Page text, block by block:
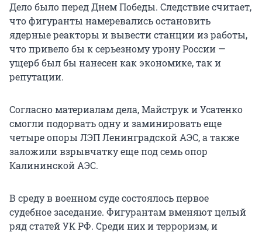
Дело было перед Днем Победы. Следствие считает,
что фигуранты намеревались остановить
ядерные реакторы и вывести станции из работы,
что привело бы к серьезному урону России —
ущерб был бы нанесен как экономике, так и
репутации.
Согласно материалам дела, Майструк и Усатенко
смогли подорвать одну и заминировать еще
четыре опоры ЛЭП Ленинградской АЭС, а также
заложили взрывчатку еще под семь опор
Калининской АЭС.
В среду в военном суде состоялось первое
судебное заседание. Фигурантам вменяют целый
ряд статей УК РФ. Среди них и терроризм, и